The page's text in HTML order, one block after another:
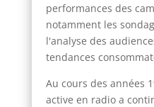
performances des
notamment les
l'analyse des
tendances
Au cours des années
active en radio a